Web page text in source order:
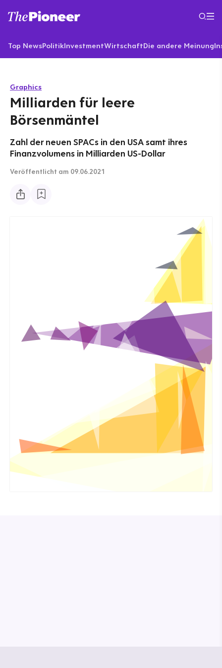
Top NewsPolitikInvestmentWirtschaftDie andere Meinung
Graphics
Milliarden für leere
Börsenmäntel
Zahl der neuen SPACs in den USA samt ihres
Finanzvolumens in Milliarden US-Dollar
Veröffentlicht am 09.06.2021